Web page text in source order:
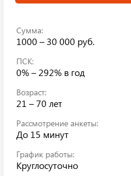
Сумма:
1000 – 30 000 руб.
ПСК:
0% – 292% в год
Возраст:
21 – 70 лет
Рассмотрение анкеты:
До 15 минут
График работы:
Круглосуточно